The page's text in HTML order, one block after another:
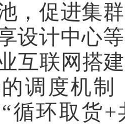
，促进集
设计中心
互联网搭
调度机制
循环取货